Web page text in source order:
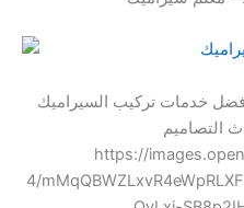
خدمات تركيب السيراميك
التصاميم